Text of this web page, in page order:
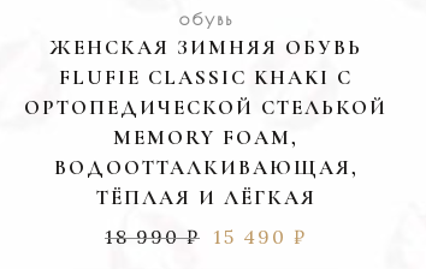
обувь
ЖЕНСКАЯ ЗИМНЯЯ ОБУВЬ
FLUFIE CLASSIC KHAKI С
ОРТОПЕДИЧЕСКОЙ СТЕЛЬКОЙ
MEMORY FOAM,
ВОДООТТАЛКИВАЮЩАЯ,
ТЁПЛАЯ И ЛЁГКАЯ
18 990₽ 15 490 ₽